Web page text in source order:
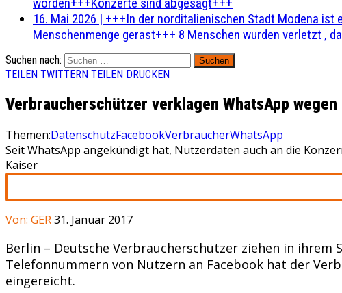
16. Mai 2026 | +++In der norditalienischen Stadt Modena ist
Menschenmenge gerast+++ 8 Menschen wurden verletzt ,
Suchen nach:
TEILEN TWITTERN TEILEN DRUCKEN
Verbraucherschützer verklagen WhatsApp
Themen:DatenschutzFacebookVerbraucherWhatsApp
Seit WhatsApp angekündigt hat, Nutzerdaten auch an die
Kaiser
Von: GER31. Januar 2017
Berlin – Deutsche Verbraucherschützer ziehen in
Telefonnummern von Nutzern an Facebook hat der
eingereicht.